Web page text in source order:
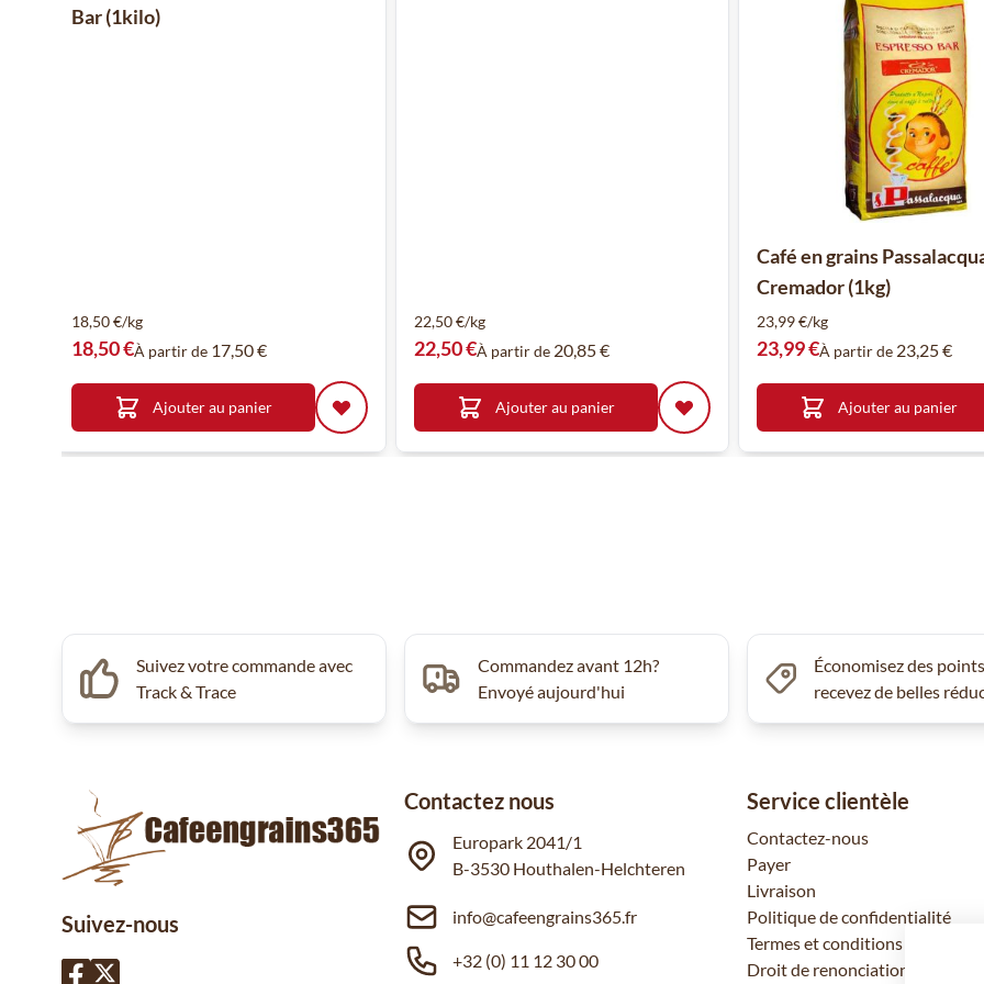
Bar (1kilo)
18,50 €/kg
18,50 €À partir de 17,50 €
Ajouter au panier
22,50 €/kg
22,50 €À partir de 20,85 €
Ajouter au panier
Café en grains
Cremador (1kg)
23,99 €/kg
23,99 €À partir de 23,25 €
Ajouter au panier
Suivez votre commande avec
Track & Trace
Commandez avant 12h?
Envoyé aujourd'hui
Économisez des
recevez de belles
Suivez-nous
Contactez nous
Europark 2041/1
B-3530 Houthalen-Helchteren
info@cafeengrains365.fr
+32 (0) 11 12 30 00
Service clientèle
Contactez-nous
Payer
Livraison
Politique de confidentialité
Termes et conditions
Droit de renonciation